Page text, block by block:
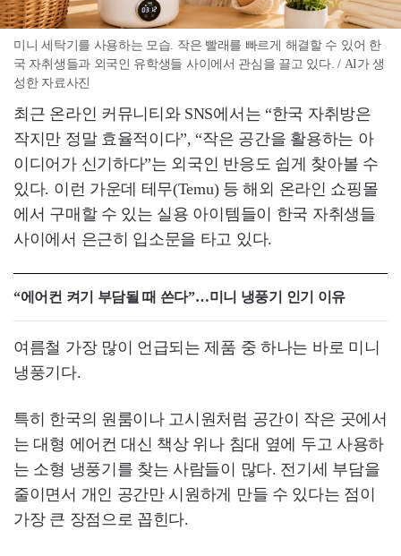
미니 세탁기를 사용하는 모습. 작은 빨래를 빠르게 해결할 수 있어 한
국 자취생들과 외국인 유학생들 사이에서 관심을 끌고 있다. / AI가 생
성한 자료사진
최근 온라인 커뮤니티와 SNS에서는 “한국 자취방은
작지만 정말 효율적이다”, “작은 공간을 활용하는 아
이디어가 신기하다”는 외국인 반응도 쉽게 찾아볼 수
있다. 이런 가운데 테무(Temu) 등 해외 온라인 쇼핑몰
에서 구매할 수 있는 실용 아이템들이 한국 자취생들
사이에서 은근히 입소문을 타고 있다.
“에어컨 켜기 부담될 때 쓴다”…미니 냉풍기 인기 이유
여름철 가장 많이 언급되는 제품 중 하나는 바로 미니
냉풍기다.
특히 한국의 원룸이나 고시원처럼 공간이 작은 곳에서
는 대형 에어컨 대신 책상 위나 침대 옆에 두고 사용하
는 소형 냉풍기를 찾는 사람들이 많다. 전기세 부담을
줄이면서 개인 공간만 시원하게 만들 수 있다는 점이
가장 큰 장점으로 꼽힌다.